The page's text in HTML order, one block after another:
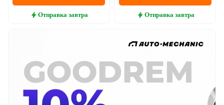
Отправка завтра Отправка завтра